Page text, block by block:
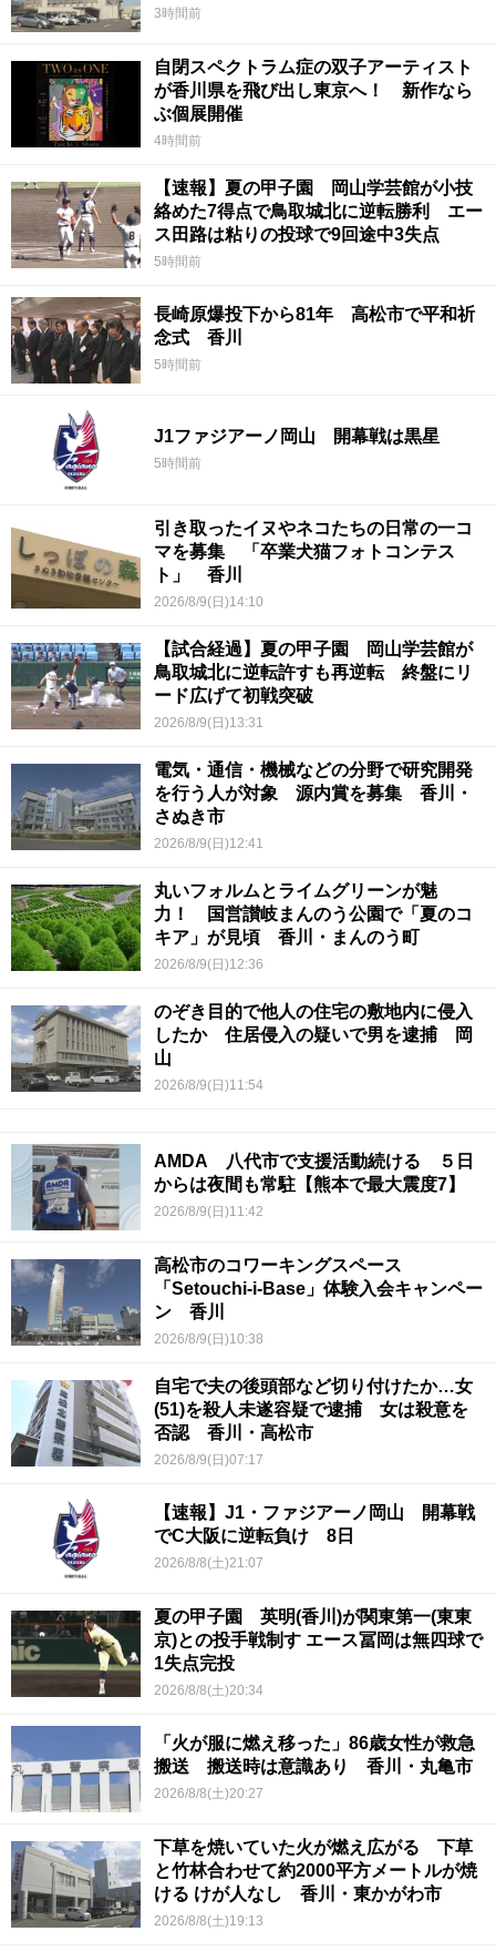
3時間前
自閉スペクトラム症の双子アーティスト
が香川県を飛び出し東京へ！ 新作なら
ぶ個展開催
4時間前
【速報】夏の甲子園 岡山学芸館が小技
絡めた7得点で鳥取城北に逆転勝利 エー
ス田路は粘りの投球で9回途中3失点
5時間前
長崎原爆投下から81年 高松市で平和祈
念式 香川
5時間前
J1ファジアーノ岡山 開幕戦は黒星
5時間前
引き取ったイヌやネコたちの日常の一コ
マを募集 「卒業犬猫フォトコンテス
ト」 香川
2026/8/9(日)14:10
【試合経過】夏の甲子園 岡山学芸館が
鳥取城北に逆転許すも再逆転 終盤にリ
ード広げて初戦突破
2026/8/9(日)13:31
電気・通信・機械などの分野で研究開発
を行う人が対象 源内賞を募集 香川・
さぬき市
2026/8/9(日)12:41
丸いフォルムとライムグリーンが魅
力！ 国営讃岐まんのう公園で「夏のコ
キア」が見頃 香川・まんのう町
2026/8/9(日)12:36
のぞき目的で他人の住宅の敷地内に侵入
したか 住居侵入の疑いで男を逮捕 岡
山
2026/8/9(日)11:54
AMDA 八代市で支援活動続ける ５日
からは夜間も常駐【熊本で最大震度7】
2026/8/9(日)11:42
高松市のコワーキングスペース
「Setouchi-i-Base」体験入会キャンペー
ン 香川
2026/8/9(日)10:38
自宅で夫の後頭部など切り付けたか…女
(51)を殺人未遂容疑で逮捕 女は殺意を
否認 香川・高松市
2026/8/9(日)07:17
【速報】J1・ファジアーノ岡山 開幕戦
でC大阪に逆転負け 8日
2026/8/8(土)21:07
夏の甲子園 英明(香川)が関東第一(東東
京)との投手戦制す エース冨岡は無四球で
1失点完投
2026/8/8(土)20:34
「火が服に燃え移った」86歳女性が救急
搬送 搬送時は意識あり 香川・丸亀市
2026/8/8(土)20:27
下草を焼いていた火が燃え広がる 下草
と竹林合わせて約2000平方メートルが焼
ける けが人なし 香川・東かがわ市
2026/8/8(土)19:13